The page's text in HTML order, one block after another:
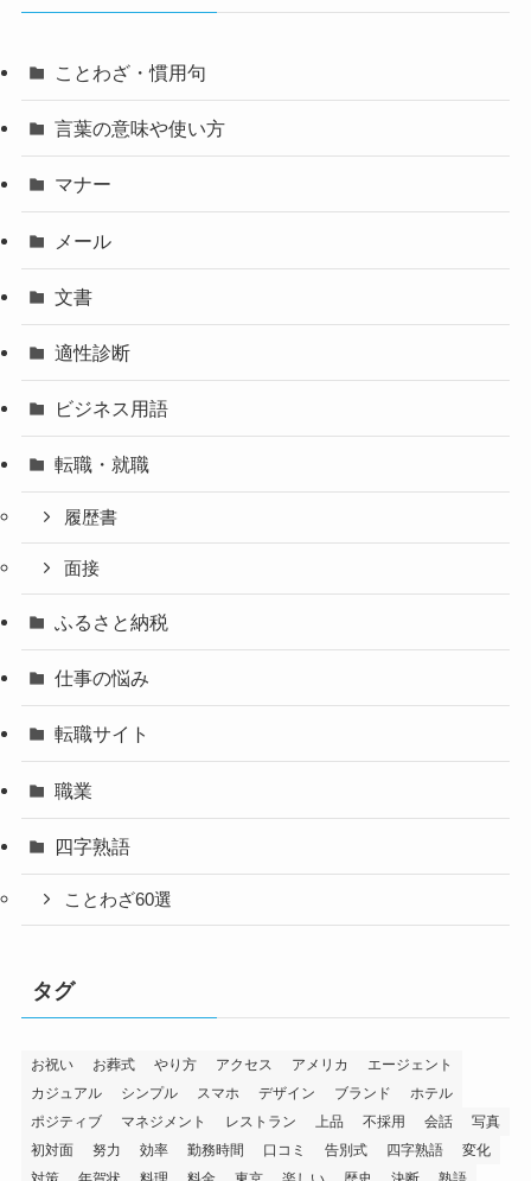
ことわざ・慣用句
言葉の意味や使い方
マナー
メール
文書
適性診断
ビジネス用語
転職・就職
履歴書
面接
ふるさと納税
仕事の悩み
転職サイト
職業
四字熟語
ことわざ60選
タグ
お祝い お葬式 やり方 アクセス アメリカ
エージェント
カジュアル
シンプル スマホ デザイン ブランド
ホテル
ポジティブ
マネジメント レストラン 上品 不採用 会話
写真
初対面
努力 効率 勤務時間 口コミ 告別式 四字熟語
変化